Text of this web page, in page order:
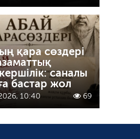
қара сөздері
саналы
бастар жол
10:40 69